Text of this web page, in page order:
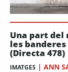
Una part del
les
(Directa 478)
IMATGES | ANN